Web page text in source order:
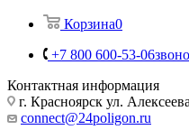
Корзина0
+7 800 600-53-06
Контактная информация
г. Красноярск ул.
connect@24poligon.ru